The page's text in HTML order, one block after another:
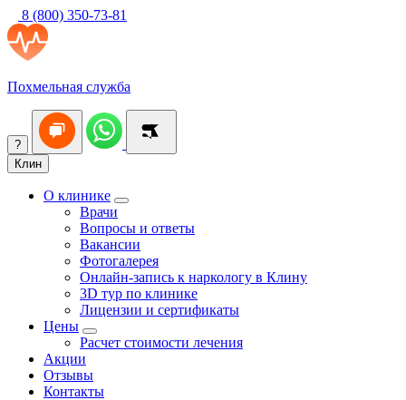
8 (800) 350-73-81
Похмельная служба
?
Клин
О клинике
Врачи
Вопросы и ответы
Вакансии
Фотогалерея
Онлайн-запись к наркологу в Клину
3D тур по клинике
Лицензии и сертификаты
Цены
Расчет стоимости лечения
Акции
Отзывы
Контакты